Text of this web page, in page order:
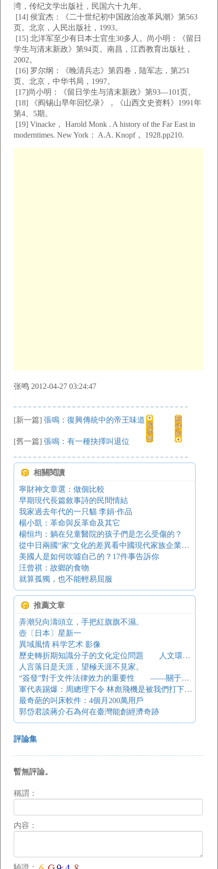
湾，传纪文学出版社，民国六十九年。
[14] 侯宜杰：《二十世纪初中国政治改革风潮》第563
页。北京，人民出版社，1993。
[15] 北洋军至少有日本士官生30多人。尚小明：《留日
学生与清末新政》第94页。南昌，江西教育出版社，
2002。
[16] 罗尔纲：《晚清兵志》第四卷，陆军志，第251
页。北京，中华书局，1997。
[17]尚小明：《留日学生与清末新政》第93—101页。
[18] 《阎锡山早年回忆录》，《山西文史资料》1991年
第4、5期。
[19] Vinacke， Harold Monk . A history of the Far East in
moderntimes. New York： A.A. Knopf， 1928.pp210.
张鸣 2012-04-27 03:24:47
[新一篇] 張鳴：復興傳統中的帝王味道
[舊一篇] 張鳴：有一種抉擇叫退位
相關閱讀
寧財神文章選：做個比較
早期現代長篇敘事詩的民間情結
我家過去年代的一只貓 李娟·作品
楊小凱：革命與反革命及其它
楊恒均：躺在兒童醫院的孩子們是怎么受傷的？
從中日兩國“家”文化的差異看中國現代家族企業的走向
美國人是如何吹噓自己的？17件事告訴你
汪曾祺：故鄉的食物
就算孤獨，也不能輕易屈服
推薦文章
弄潮兒向濤頭立，手把紅旗旗不濕。
壺〔日本〕星新一
異域風情 科学艺术 影像
歷史轉折期知識分子的文化定位問題 人文環境與知識分子
人言落日是天涯，望極天涯不見家。
“簽發”對于文件法律效力的重要性 ——關于文件定稿是否歸檔的再認識
軍代表踢爆：周總理下令 林彪飛機是被我們打下來的（圖）
最奇葩的叫床軟件：4個月200萬用戶
郭岱君談蔣介石為何在臺灣能創經濟奇跡
評論集
暫無評論。
稱謂：
内容：
驗證：